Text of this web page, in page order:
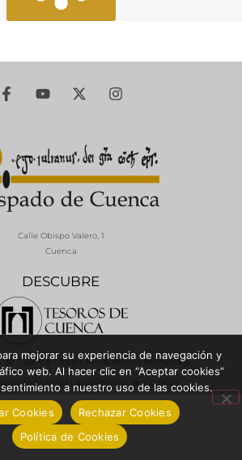
DESCUBRE
Calle Obispo Valero, 1
Cuenca
Cuenca - Todos los derechos reservados
/ Aviso Legal Política de Cookies
mejorar su experiencia de navegación y
web. Al hacer clic en “Aceptar cookies”
a nuestro uso de las cookies.
Cookies
Rechazar Cookies
Política de Cookies